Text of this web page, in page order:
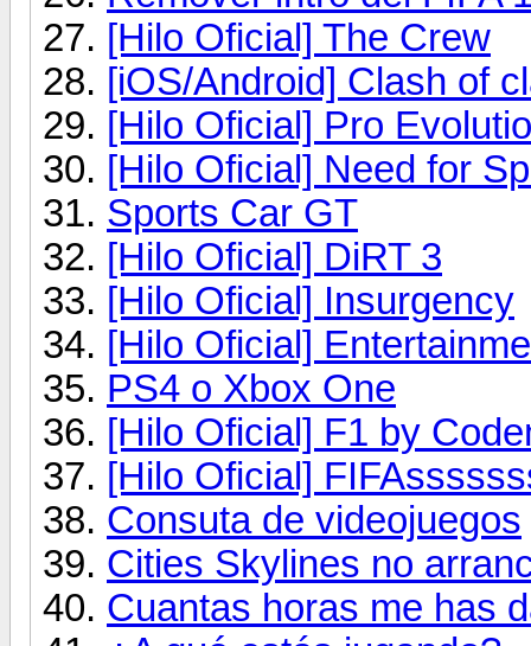
[Hilo Oficial] The Crew
[iOS/Android] Clash of
[Hilo Oficial] Pro
[Hilo Oficial] Need for
Sports Car GT
[Hilo Oficial] DiRT 3
[Hilo Oficial] Insurgency
[Hilo Oficial]
PS4 o Xbox One
[Hilo Oficial] F1 by
[Hilo Oficial]
Consuta de videojuegos
Cities Skylines no
Cuantas horas me has